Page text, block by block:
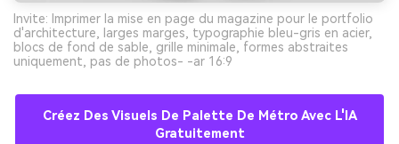
Invite: Imprimer la mise en page du magazine pour le portfolio
d'architecture, larges marges, typographie bleu-gris en acier,
blocs de fond de sable, grille minimale, formes abstraites
uniquement, pas de photos- -ar 16:9
Créez Des Visuels De Palette De Métro Avec L'IA
Gratuitement